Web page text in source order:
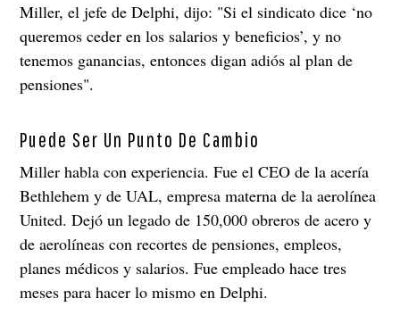
Miller, el jefe de Delphi, dijo: "Si el sindicato dice ‘no
queremos ceder en los salarios y beneficios’, y no
tenemos ganancias, entonces digan adiós al plan de
pensiones".
Puede Ser Un Punto De Cambio
Miller habla con experiencia. Fue el CEO de la acería
Bethlehem y de UAL, empresa materna de la aerolínea
United. Dejó un legado de 150,000 obreros de acero y
de aerolíneas con recortes de pensiones, empleos,
planes médicos y salarios. Fue empleado hace tres
meses para hacer lo mismo en Delphi.